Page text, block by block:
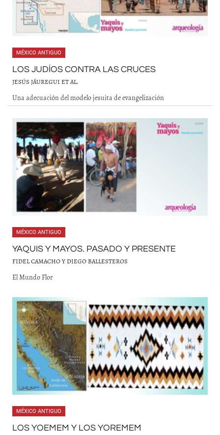
MÉXICO ANTIGUO
LOS JUDÍOS CONTRA LAS CRUCES
JESÚS JÁUREGUI ET AL.
Una adecuación del modelo jesuita de evangelización
MÉXICO ANTIGUO
YAQUIS Y MAYOS. PASADO Y PRESENTE
FIDEL CAMACHO Y DIEGO BALLESTEROS
El Mundo Flor
MÉXICO ANTIGUO
LOS YOEMEM Y LOS YOREMEM